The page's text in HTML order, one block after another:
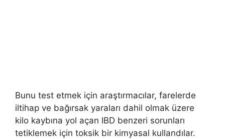
Bunu test etmek için araştırmacılar, farelerde
iltihap ve bağırsak yaraları dahil olmak üzere
kilo kaybına yol açan IBD benzeri sorunları
tetiklemek için toksik bir kimyasal kullandılar.